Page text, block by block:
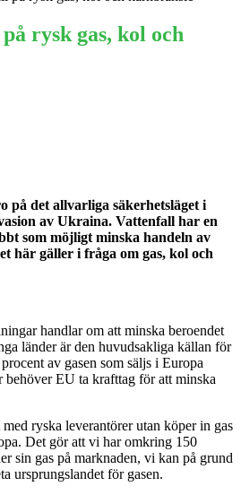
rysk gas, kol och
på det allvarliga säkerhetsläget i
av Ukraina. Vattenfall har en
som möjligt minska handeln av
här gäller i fråga om gas, kol och
handlar om att minska beroendet
länder är den huvudsakliga källan för
av gasen som säljs i Europa
behöver EU ta krafttag för att minska
ryska leverantörer utan köper in gas
Det gör att vi har omkring 150
sin gas på marknaden, vi kan på grund
ursprungslandet för gasen.